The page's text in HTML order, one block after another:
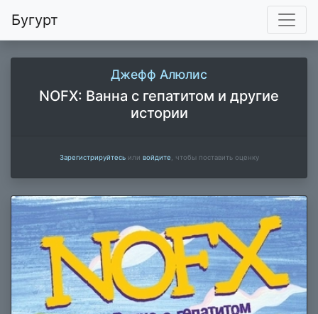
Бугурт
Джефф Алюлис
NOFX: Ванна с гепатитом и другие
истории
Зарегистрируйтесьили войдите , чтобы поставить оценку